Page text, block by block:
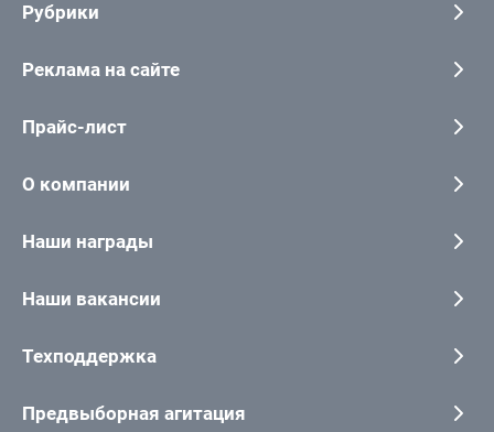
Рубрики
Реклама на сайте
Прайс-лист
О компании
Наши награды
Наши вакансии
Техподдержка
Предвыборная агитация